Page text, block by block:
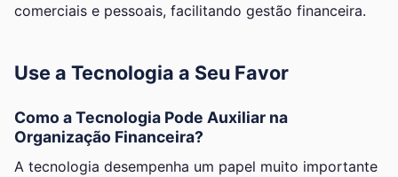
comerciais e pessoais, facilitando gestão financeira.
Use a Tecnologia a Seu Favor
Como a Tecnologia Pode Auxiliar na
Organização Financeira?
A tecnologia desempenha um papel muito importante